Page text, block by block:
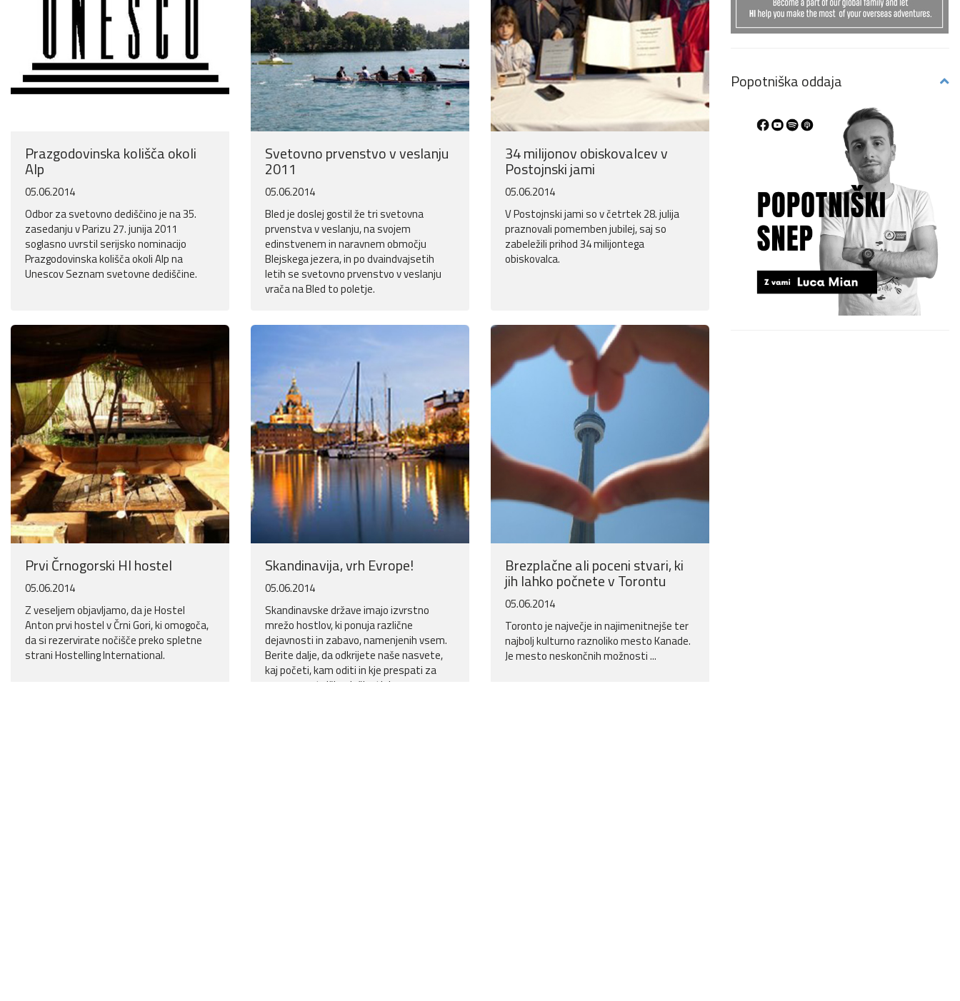
Prazgodovinska kolišča okoli
Alp
05.06.2014
Odbor za svetovno dediščino je na 35.
zasedanju v Parizu 27. junija 2011
soglasno uvrstil serijsko nominacijo
Prazgodovinska kolišča okoli Alp na
Unescov Seznam svetovne dediščine.
Svetovno prvenstvo v veslanju
2011
05.06.2014
Bled je doslej gostil že tri svetovna
prvenstva v veslanju, na svojem
edinstvenem in naravnem območju
Blejskega jezera, in po dvaindvajsetih
letih se svetovno prvenstvo v veslanju
vrača na Bled to poletje.
34 milijonov obiskovalcev v
Postojnski jami
05.06.2014
V Postojnski jami so v četrtek 28. julija
praznovali pomemben jubilej, saj so
zabeležili prihod 34 milijontega
obiskovalca.
Prvi Črnogorski HI hostel
05.06.2014
Z veseljem objavljamo, da je Hostel
Anton prvi hostel v Črni Gori, ki omogoča,
da si rezervirate nočišče preko spletne
strani Hostelling International.
Skandinavija, vrh Evrope!
05.06.2014
Skandinavske države imajo izvrstno
mrežo hostlov, ki ponuja različne
dejavnosti in zabavo, namenjenih vsem.
Berite dalje, da odkrijete naše nasvete,
kaj početi, kam oditi in kje prespati za
pravo popotniško doživetje!
Brezplačne ali poceni stvari, ki
jih lahko počnete v Torontu
05.06.2014
Toronto je največje in najimenitnejše ter
najbolj kulturno raznoliko mesto Kanade.
Je mesto neskončnih možnosti ...
Popotniška oddaja